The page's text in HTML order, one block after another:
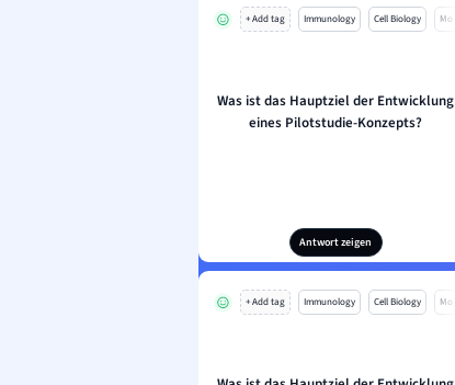
+ Add tag Immunology Cell Biology Mo
Was ist das Hauptziel der Entwicklung
eines Pilotstudie-Konzepts?
Antwort zeigen
+ Add tag Immunology Cell Biology Mo